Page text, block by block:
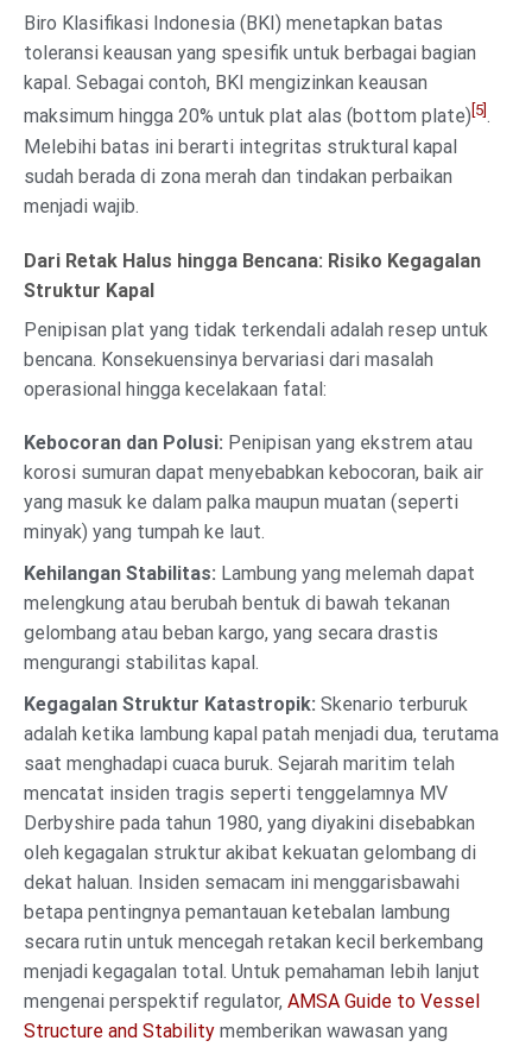
Biro Klasifikasi Indonesia (BKI) menetapkan batas
toleransi keausan yang spesifik untuk berbagai bagian
kapal. Sebagai contoh, BKI mengizinkan keausan
maksimum hingga 20% untuk plat alas (bottom plate) [5] .
Melebihi batas ini berarti integritas struktural kapal
sudah berada di zona merah dan tindakan perbaikan
menjadi wajib.
Dari Retak Halus hingga Bencana: Risiko Kegagalan
Struktur Kapal
Penipisan plat yang tidak terkendali adalah resep untuk
bencana. Konsekuensinya bervariasi dari masalah
operasional hingga kecelakaan fatal:
Kebocoran dan Polusi: Penipisan yang ekstrem atau
korosi sumuran dapat menyebabkan kebocoran, baik air
yang masuk ke dalam palka maupun muatan (seperti
minyak) yang tumpah ke laut.
Kehilangan Stabilitas: Lambung yang melemah dapat
melengkung atau berubah bentuk di bawah tekanan
gelombang atau beban kargo, yang secara drastis
mengurangi stabilitas kapal.
Kegagalan Struktur Katastropik: Skenario terburuk
adalah ketika lambung kapal patah menjadi dua, terutama
saat menghadapi cuaca buruk. Sejarah maritim telah
mencatat insiden tragis seperti tenggelamnya MV
Derbyshire pada tahun 1980, yang diyakini disebabkan
oleh kegagalan struktur akibat kekuatan gelombang di
dekat haluan. Insiden semacam ini menggarisbawahi
betapa pentingnya pemantauan ketebalan lambung
secara rutin untuk mencegah retakan kecil berkembang
menjadi kegagalan total. Untuk pemahaman lebih lanjut
mengenai perspektif regulator, AMSA Guide to Vessel
Structure and Stability memberikan wawasan yang